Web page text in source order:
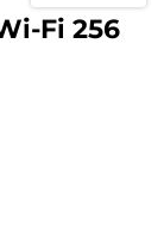
Fi 256